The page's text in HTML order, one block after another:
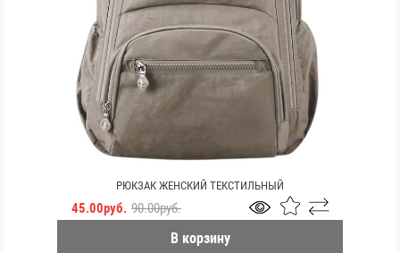
РЮКЗАК ЖЕНСКИЙ ТЕКСТИЛЬНЫЙ
45.00руб. 90.00руб.
В корзину